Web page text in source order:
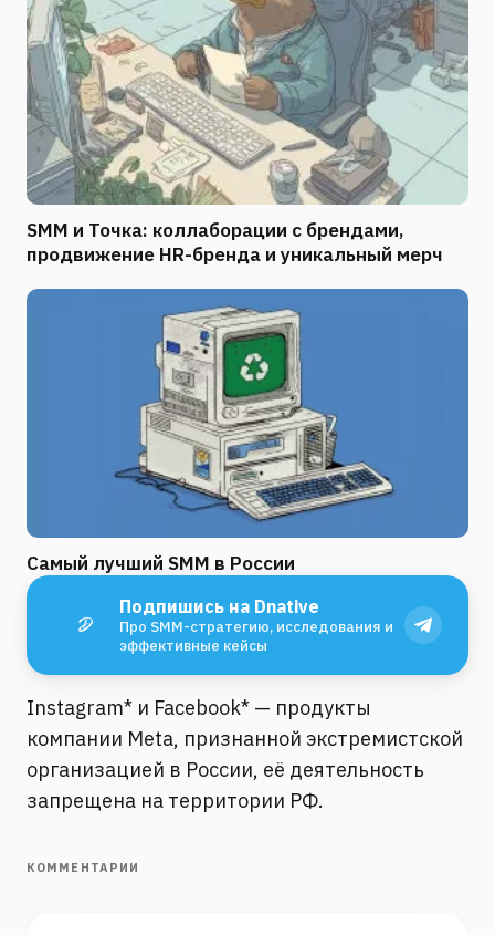
SMM и Точка: коллаборации с брендами,
продвижение HR-бренда и уникальный мерч
Самый лучший SMM в России
Подпишись на Dnative
Про SMM-стратегию, исследования и
эффективные кейсы
Instagram* и Facebook* — продукты
компании Meta, признанной экстремистской
организацией в России, её деятельность
запрещена на территории РФ.
КОММЕНТАРИИ